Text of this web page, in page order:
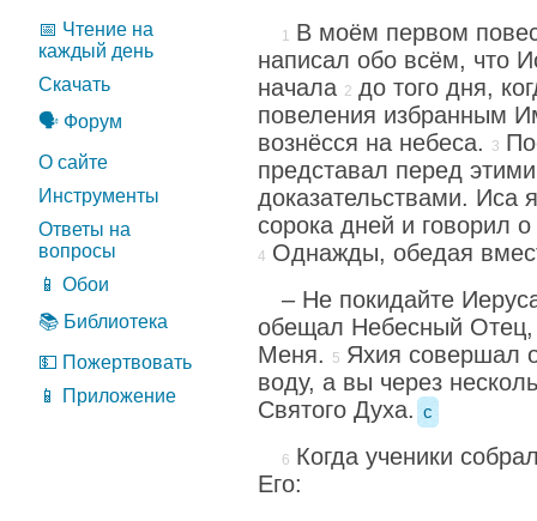
📅 Чтение на
каждый день
Скачать
🗣️ Форум
О сайте
Инструменты
Ответы на
вопросы
📱 Обои
📚 Библиотека
💵 Пожертвовать
📱 Приложение
В моём первом
написал обо всём, что
начала
до того дня,
повеления избранным
вознёсся на небеса.
представал перед
доказательствами. Иса
сорока дней и говорил
Однажды, обедая
– Не покидайте
обещал Небесный
Меня.
Яхия совершал
воду, а вы через
Святого Духа. c
Когда ученики
Его: